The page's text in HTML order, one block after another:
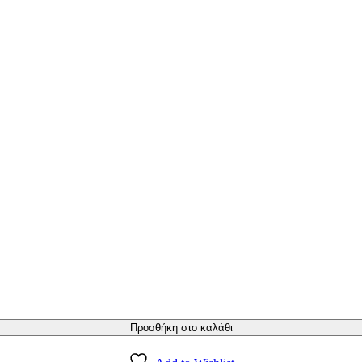
Προσθήκη στο καλάθι